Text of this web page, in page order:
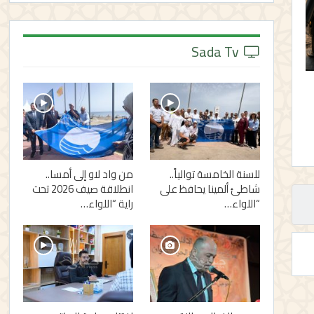
للسنة الخامسة توالياً..
شاطئ ألمينا يحافظ على
“اللواء…
من واد لاو إلى أمسا..
انطلاقة صيف 2026 تحت
راية “اللواء…